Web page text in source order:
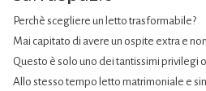
Perchè scegliere un letto trasformabile?
Mai capitato di avere un ospite extra e
Questo è solo uno dei tantissimi privilegi
Allo stesso tempo letto matrimoniale e